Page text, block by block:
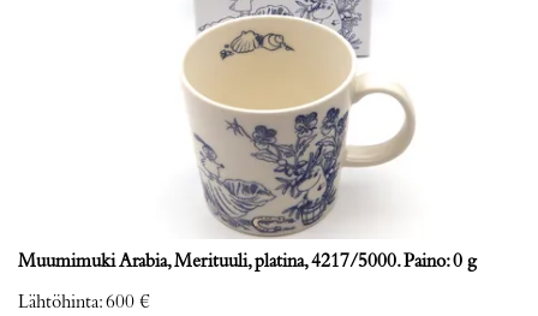
Muumimuki Arabia, Merituuli, platina, 4217/5000. Paino: 0 g
Lähtöhinta:600 €